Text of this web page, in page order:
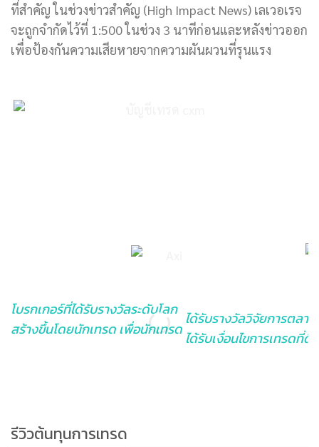
ที่สำคัญ ในช่วงข่าวสำคัญ (High Impact News) เลเวอเรจ
จะถูกจำกัดไว้ที่ 1:500 ในช่วง 3 นาทีก่อนและหลังข่าวออก
เพื่อป้องกันความเสียหายจากความผันผวนที่รุนแรง
โบรกเกอร์ที่ได้รับรางวัลระดับโลก
สร้างขึ้นโดยนักเทรด เพื่อนักเทรด
ได้รับรางวัลวิจัยการตลา
ได้รับเงื่อนไขการเทรดที่
รีวิวต้นทุนการเทรด